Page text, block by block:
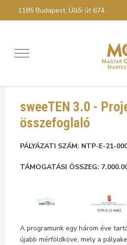
1185 Budapest, Üllői út 674.
sweeTEN 3.0 -
összefoglaló
PÁLYÁZATI SZÁM: NTP-E-21-
TÁMOGATÁSI ÖSSZEG:
A programunk egy három éve
újabb mérföldköve, mely a